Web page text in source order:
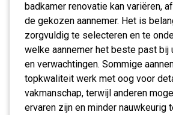
badkamer renovatie kan variëren,
de gekozen aannemer. Het is
zorgvuldig te selecteren en te
welke aannemer het beste past bij
en verwachtingen. Sommige
topkwaliteit werk met oog voor
vakmanschap, terwijl anderen
ervaren zijn en minder nauwkeurig